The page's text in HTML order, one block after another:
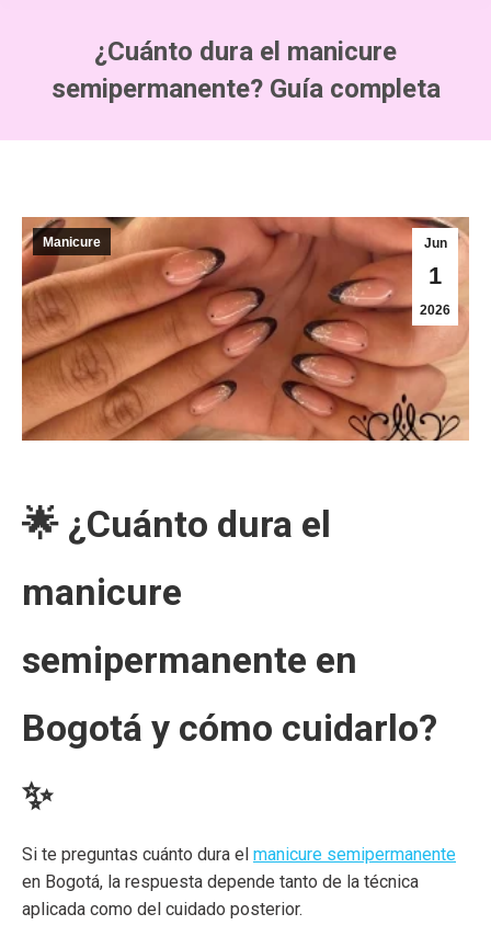
¿Cuánto dura el manicure
semipermanente? Guía completa
Jun
1
2026
Manicure
🌟 ¿Cuánto dura el
manicure
semipermanente en
Bogotá y cómo cuidarlo?
✨
Si te preguntas cuánto dura el manicure semipermanente
en Bogotá, la respuesta depende tanto de la técnica
aplicada como del cuidado posterior.